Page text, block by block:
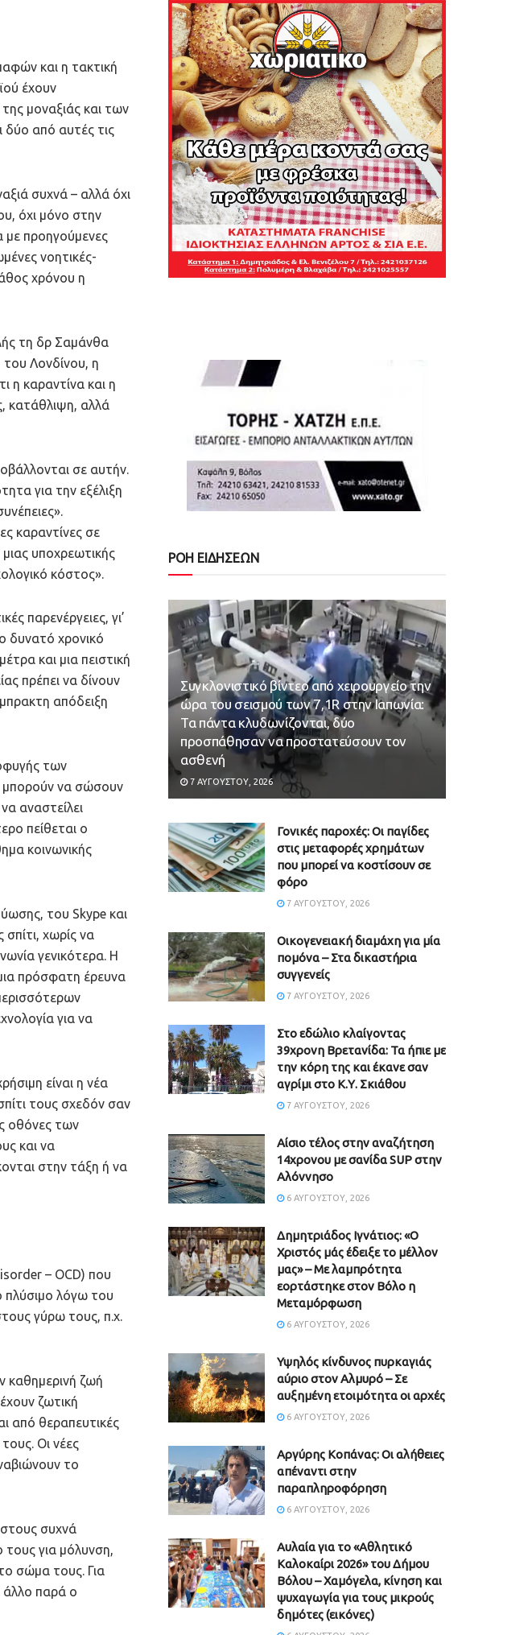
και η τακτική
έχουν
μοναξιάς και των
δύο από αυτές τις
συχνά – αλλά όχι
όχι μόνο στην
με προηγούμενες
νοητικές-
χρόνου η
τη δρ Σαμάνθα
του Λονδίνου, η
η καραντίνα και η
κατάθλιψη, αλλά
σε αυτήν.
για την εξέλιξη
καραντίνες σε
υποχρεωτικής
κόστος».
παρενέργειες, γι’
δυνατό χρονικό
και μια πειστική
πρέπει να δίνουν
απόδειξη
των
μπορούν να σώσουν
αναστείλει
πείθεται ο
κοινωνικής
του Skype και
χωρίς να
γενικότερα. Η
πρόσφατη έρευνα
για να
είναι η νέα
τους σχεδόν σαν
οθόνες των
και να
στην τάξη ή να
– OCD) που
πλύσιμο λόγω του
γύρω τους, π.χ.
καθημερινή ζωή
ζωτική
από θεραπευτικές
Οι νέες
το
συχνά
για μόλυνση,
σώμα τους. Για
άλλο παρά ο
ΡΟΗ ΕΙΔΗΣΕΩΝ
Συγκλονιστικό βίντεο από χειρουργείο την
ώρα του σεισμού των 7,1R στην Ιαπωνία:
Τα πάντα κλυδωνίζονται, δύο
προσπάθησαν να προστατεύσουν τον
ασθενή
7 ΑΥΓΟΎΣΤΟΥ, 2026
Γονικές παροχές: Οι παγίδες
στις μεταφορές χρημάτων
που μπορεί να κοστίσουν σε
φόρο
7 ΑΥΓΟΎΣΤΟΥ, 2026
Οικογενειακή διαμάχη για μία
πομόνα – Στα δικαστήρια
συγγενείς
7 ΑΥΓΟΎΣΤΟΥ, 2026
Στο εδώλιο κλαίγοντας
39χρονη Βρετανίδα: Τα ήπιε με
την κόρη της και έκανε σαν
αγρίμι στο Κ.Υ. Σκιάθου
7 ΑΥΓΟΎΣΤΟΥ, 2026
Αίσιο τέλος στην αναζήτηση
14χρονου με σανίδα SUP στην
Αλόννησο
6 ΑΥΓΟΎΣΤΟΥ, 2026
Δημητριάδος Ιγνάτιος: «Ο
Χριστός μάς έδειξε το μέλλον
μας» – Με λαμπρότητα
εορτάστηκε στον Βόλο η
Μεταμόρφωση
6 ΑΥΓΟΎΣΤΟΥ, 2026
Υψηλός κίνδυνος πυρκαγιάς
αύριο στον Αλμυρό – Σε
αυξημένη ετοιμότητα οι αρχές
6 ΑΥΓΟΎΣΤΟΥ, 2026
Aργύρης Κοπάνας: Οι αλήθειες
απέναντι στην
παραπληροφόρηση
6 ΑΥΓΟΎΣΤΟΥ, 2026
Αυλαία για το «Αθλητικό
Καλοκαίρι 2026» του Δήμου
Βόλου – Χαμόγελα, κίνηση και
ψυχαγωγία για τους μικρούς
δημότες (εικόνες)